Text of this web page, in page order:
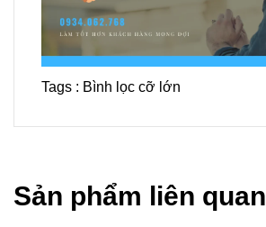
Tags : Bình lọc cỡ lớn
Sản phẩm liên quan